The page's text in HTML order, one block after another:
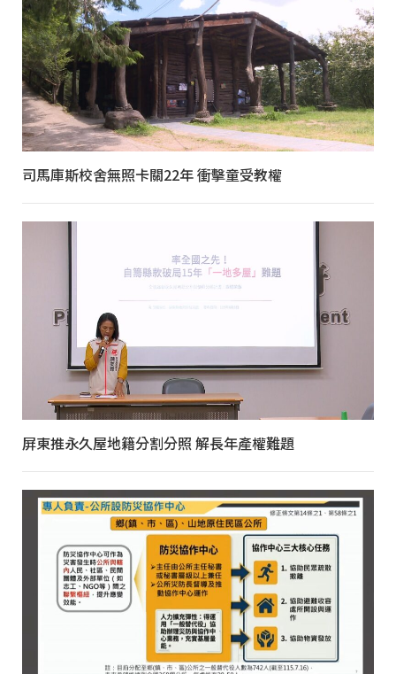
司馬庫斯校舍無照卡關22年 衝擊童受教權
屏東推永久屋地籍分割分照 解長年產權難題